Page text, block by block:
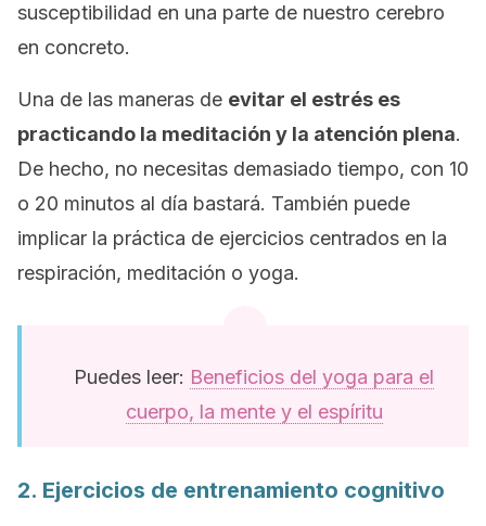
susceptibilidad en una parte de nuestro cerebro
en concreto.
Una de las maneras de evitar el estrés es
practicando la meditación y la atención plena.
De hecho, no necesitas demasiado tiempo, con 10
o 20 minutos al día bastará. También puede
implicar la práctica de ejercicios centrados en la
respiración, meditación o yoga.
Puedes leer: Beneficios del yoga para el
cuerpo, la mente y el espíritu
2. Ejercicios de entrenamiento cognitivo